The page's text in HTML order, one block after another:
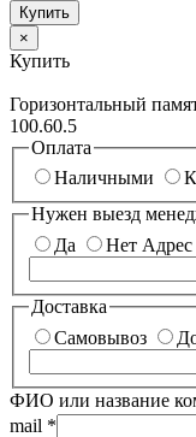
×
Купить
Горизонтальный
100.60.5
Оплата
Наличными
Нужен выезд
Да
Нет Адрес
Доставка
Самовывоз
ФИО или название
mail *